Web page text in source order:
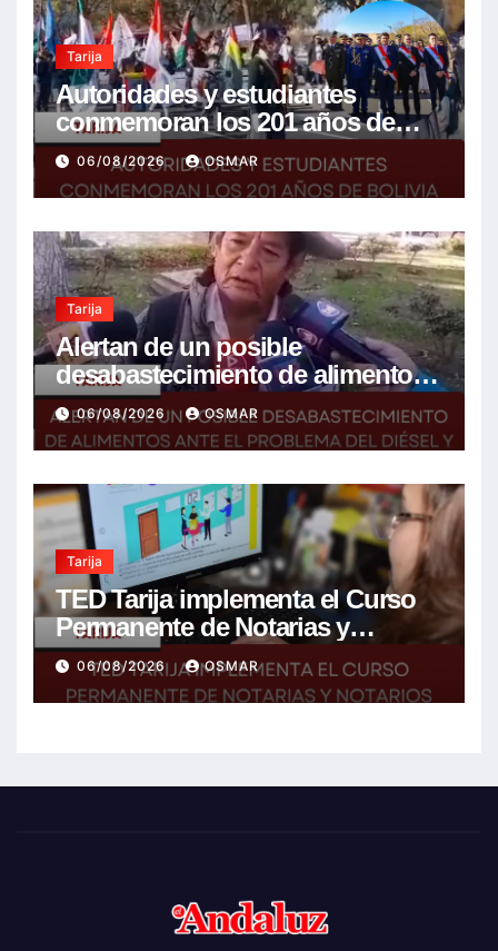
Tarija
Autoridades y estudiantes
conmemoran los 201 años de
Bolivia con la esperanza de un
mejor futuro
06/08/2026 OSMAR
Tarija
Alertan de un posible
desabastecimiento de alimentos
ante el problema del diésel y el
encarecimiento de insumos
agrícolas
06/08/2026 OSMAR
Tarija
TED Tarija implementa el Curso
Permanente de Notarias y
Notarios Electorales 2026
06/08/2026 OSMAR